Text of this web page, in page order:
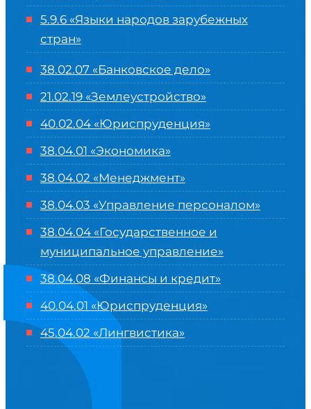
5.9.6 «Языки народов зарубежных
стран»
38.02.07 «Банковское дело»
21.02.19 «Землеустройство»
40.02.04 «Юриспруденция»
38.04.01 «Экономика»
38.04.02 «Менеджмент»
38.04.03 «Управление персоналом»
38.04.04 «Государственное и
муниципальное управление»
38.04.08 «Финансы и кредит»
40.04.01 «Юриспруденция»
45.04.02 «Лингвистика»